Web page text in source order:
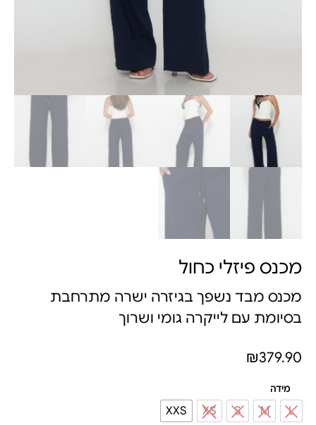
מכנס פיזלי כחול
מכנס מבד נשפך בגיזרה ישרה מתרחבת
בסיומת עם לייקרה גומי ושרוך
₪379.90
מידה
L
M
S
XS
XXS